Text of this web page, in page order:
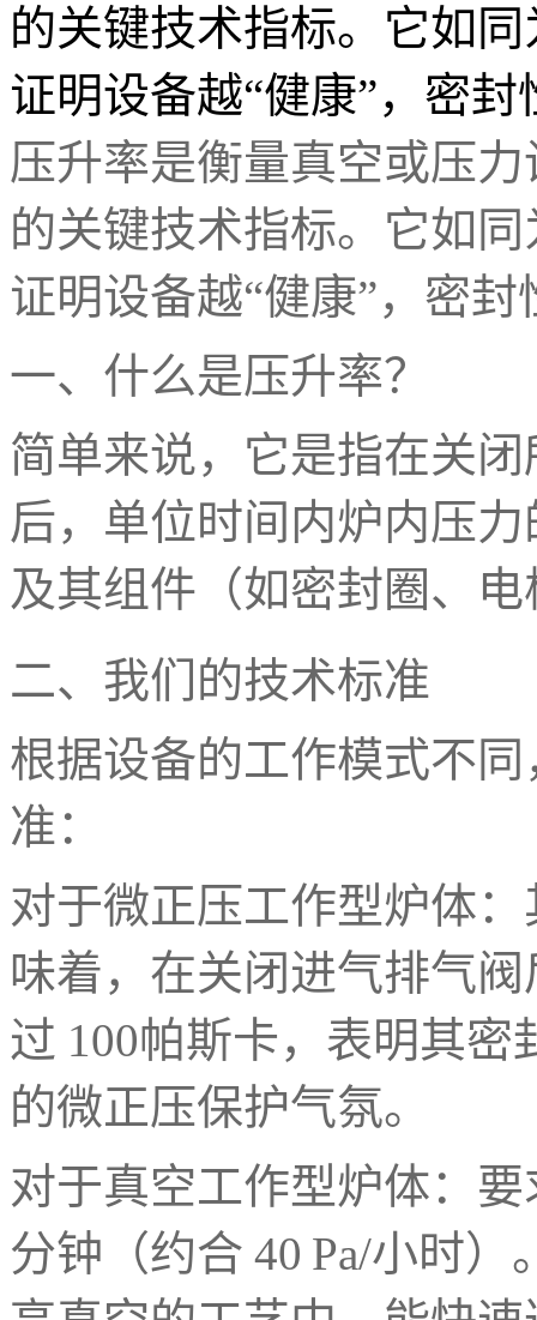
的关键技术指标。它如
证明设备越“健康”，密
压升率是衡量真空或压
的关键技术指标。它如
证明设备越“健康”，密封
一、什么是压升率？
简单来说，它是指在关
后，单位时间内炉内压
及其组件（如密封圈、
二、我们的技术标准
根据设备的工作模式不
准：
对于微正压工作型炉体
味着，在关闭进气排气
过 100帕斯卡，表明其密
的微正压保护气氛。
对于真空工作型炉体：
分钟（约合 40 Pa/小时）